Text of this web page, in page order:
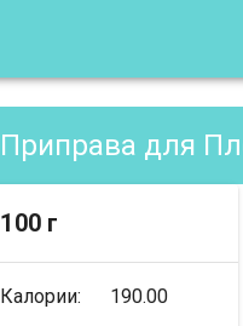
Приправа для
100 г
Калории: 190.00